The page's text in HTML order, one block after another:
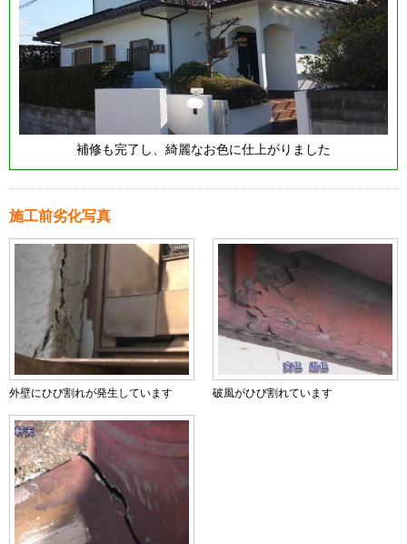
補修も完了し、綺麗なお色に仕上がりました
施工前劣化写真
外壁にひび割れが発生しています 破風がひび割れています